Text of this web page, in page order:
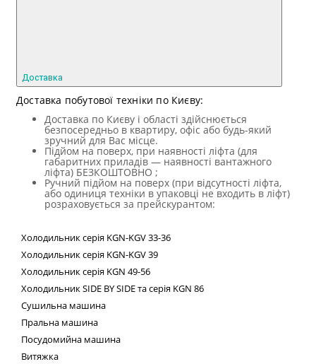
Доставка
Доставка побутової техніки по Києву:
Доставка по Києву і області здійснюється
безпосередньо в квартиру, офіс або будь-який
зручний для Вас місце.
Підйом на поверх, при наявності ліфта (для
габаритних приладів — наявності вантажного
ліфта) БЕЗКОШТОВНО ;
Ручний підйом на поверх (при відсутності ліфта,
або одиниця техніки в упаковці не входить в ліфт)
розраховується за прейскурантом:
Холодильниксерія KGN-KGV33-36
Холодильник серія KGN-KGV39
Холодильник серія KGN 49-56
ХолодильникSIDE BYSIDEта серія KGN 86
Сушильна машина
Пральна машина
Посудомийна машина
Витяжка